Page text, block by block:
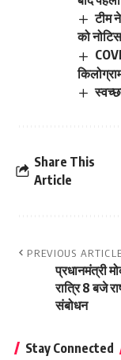
टीम
को
Share This
Article
PREVIOUS ARTICLE
प्रधानमंत्री
रात्रि 8 बजे
संबोधन
Stay Connected